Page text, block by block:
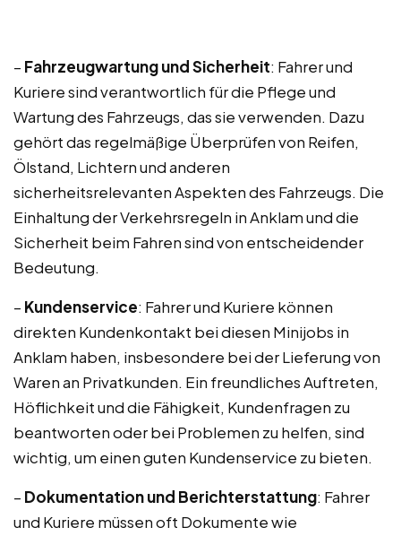
– Fahrzeugwartung und Sicherheit: Fahrer und
Kuriere sind verantwortlich für die Pflege und
Wartung des Fahrzeugs, das sie verwenden. Dazu
gehört das regelmäßige Überprüfen von Reifen,
Ölstand, Lichtern und anderen
sicherheitsrelevanten Aspekten des Fahrzeugs. Die
Einhaltung der Verkehrsregeln in Anklam und die
Sicherheit beim Fahren sind von entscheidender
Bedeutung.
– Kundenservice: Fahrer und Kuriere können
direkten Kundenkontakt bei diesen Minijobs in
Anklam haben, insbesondere bei der Lieferung von
Waren an Privatkunden. Ein freundliches Auftreten,
Höflichkeit und die Fähigkeit, Kundenfragen zu
beantworten oder bei Problemen zu helfen, sind
wichtig, um einen guten Kundenservice zu bieten.
– Dokumentation und Berichterstattung: Fahrer
und Kuriere müssen oft Dokumente wie